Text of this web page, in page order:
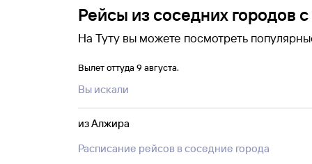
Рейсы из соседних городов
На Туту вы можете посмотреть популярные
Если можно немного изменить даты
билета примените фильтры, например по
Вылет оттуда 9 августа.
Вы искали
из Алжира
Расписание рейсов в соседние города